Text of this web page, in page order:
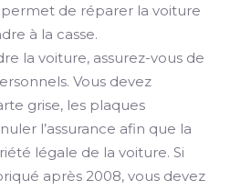
de réparer la voiture
à la casse.
la voiture, assurez-vous de
Vous devez
grise, les plaques
l’assurance afin que la
légale de la voiture. Si
après 2008, vous devez